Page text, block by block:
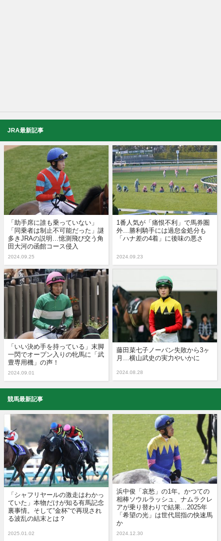
JRA最新記事
「助手席に誰も乗っていない」
「同乗者は制止不可能だった」謎
多きJRAの説明…憶測飛び交う角
田大河の函館コース侵入
2024.09.25
1番人気が「痛恨不利」で馬券圏
外…勝利騎手には過怠金処分も
「ハナ差の4着」に後味の悪さ
2024.09.23
「いい決め手を持っている」末脚
一閃でオープン入りの牝馬に「武
豊専用機」の声！
2024.09.01
藤田菜七子ノーバン失敗から3ヶ
月…横山武史の実力やいかに
2024.08.28
競馬最新記事
「シャフリヤールの激走はわかっ
ていた」本物だけが知る有馬記念
裏事情。そして“金杯”で再現され
る波乱の結末とは？
2025.01.02
浜中俊「哀愁」の1年。かつての
相棒ソウルラッシュ、ナムラクレ
アが乗り替わりで結果…2025年
「希望の光」は世代屈指の快速馬
か
2024.12.30